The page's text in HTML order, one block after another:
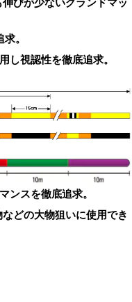
。
し視認性を徹底追求。
ンスを徹底追求。
どの大物狙いに使用でき